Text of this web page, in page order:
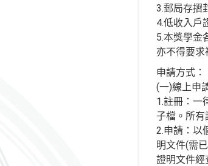
3.郵局存摺
4.低收入戶
5.本獎學金
亦不得要求
申請方式：
(一)線上申
1.註冊：一
子檔。所有
2.申請：以
明文件(需
證明文件經